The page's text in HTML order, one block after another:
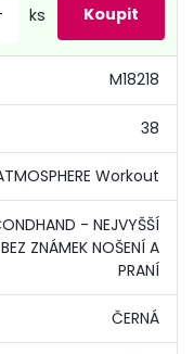
M18218
38
Workout
- NEJVYŠŠÍ
ZNÁMEK NOŠENÍ A
PRANÍ
ČERNÁ
ks